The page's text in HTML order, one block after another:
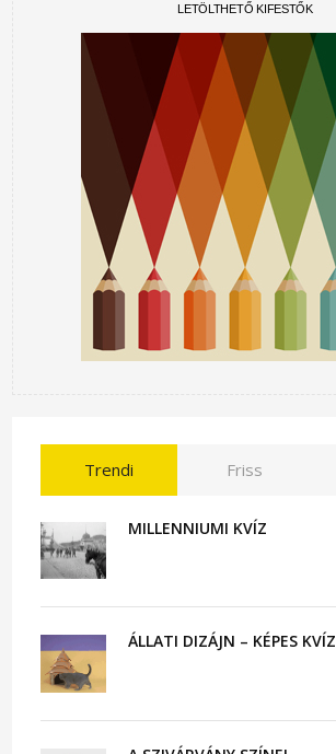
LETÖLTHETŐ KIFESTŐK
Trendi Friss
MILLENNIUMI KVÍZ
ÁLLATI DIZÁJN – KÉPES KVÍZ